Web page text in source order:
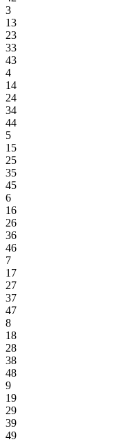
3
13
23
33
43
4
14
24
34
44
5
15
25
35
45
6
16
26
36
46
7
17
27
37
47
8
18
28
38
48
9
19
29
39
49